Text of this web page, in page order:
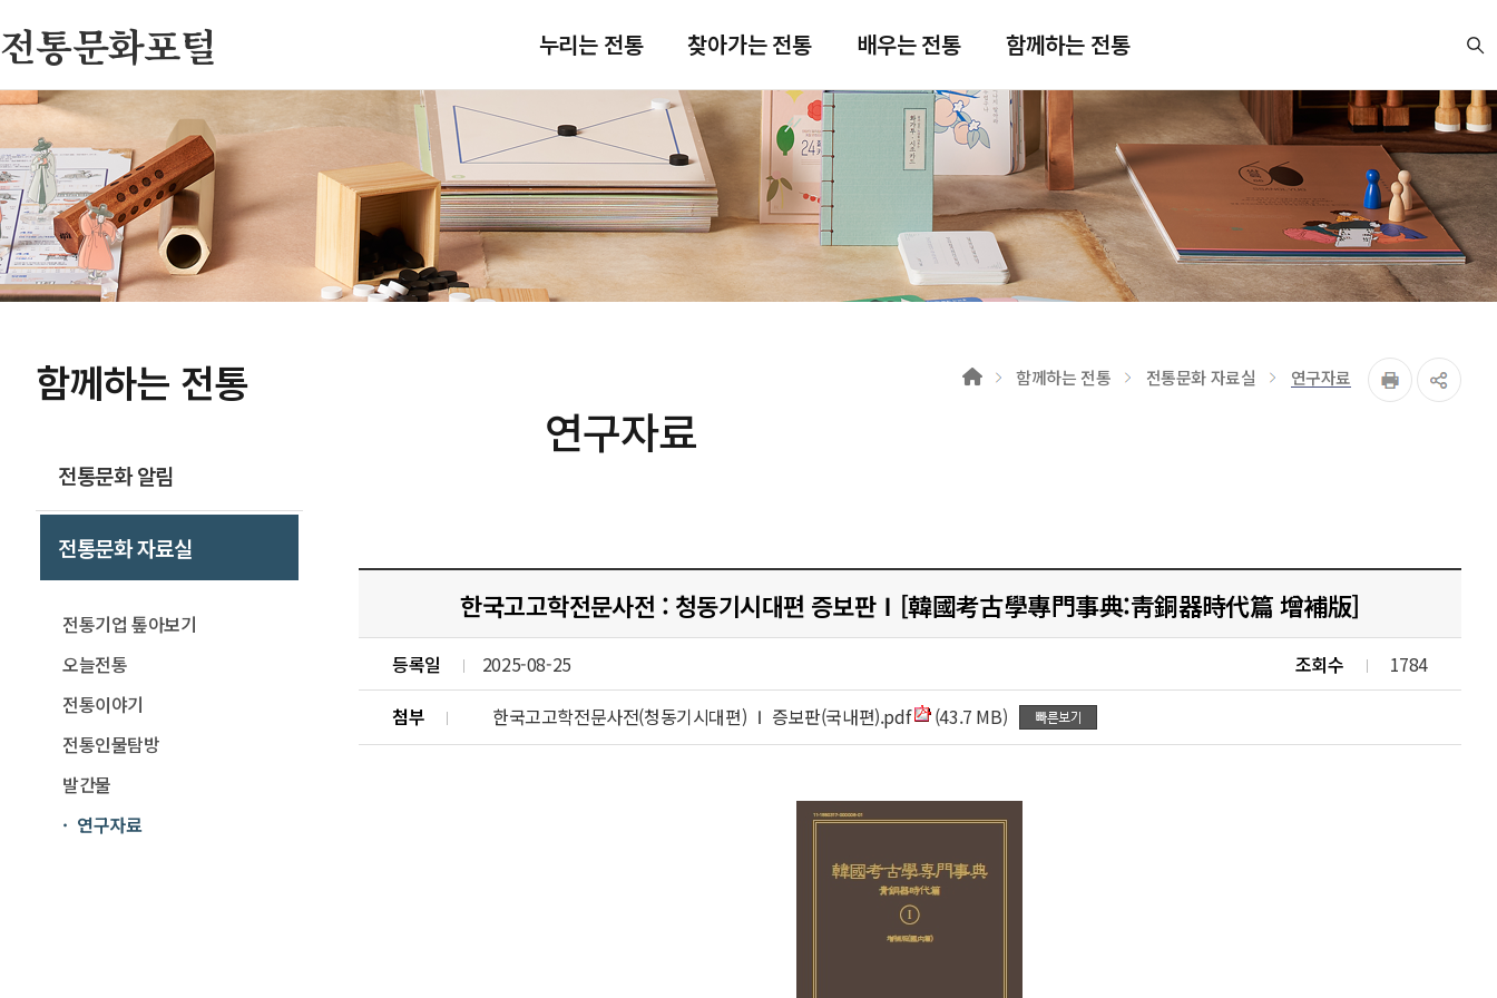
전통문화포털 누리는 전통 찾아가는 전통 배우는 전통 함께하는 전통
함께하는 전통
전통문화 알림
전통문화 자료실
전통기업 톺아보기
오늘전통
전통이야기
전통인물탐방
발간물
연구자료
연구자료
함께하는 전통 전통문화 자료실 연구자료
한국고고학전문사전 : 청동기시대편 증보판Ⅰ[韓國考古學專門事典:靑銅器時代篇 增補版]
등록일 2025-08-25 조회수
1784
첨부
한국고고학전문사전(청동기시대편) Ⅰ 증보판(국내편).pdf (43.7 MB)